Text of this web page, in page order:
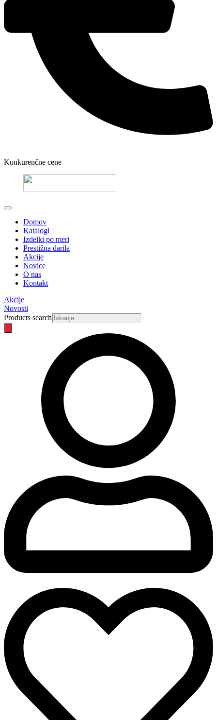
Konkurenčne cene
Domov
Katalogi
Izdelki po meri
Prestižna darila
Akcije
Novice
O nas
Kontakt
Akcije
Novosti
Products search